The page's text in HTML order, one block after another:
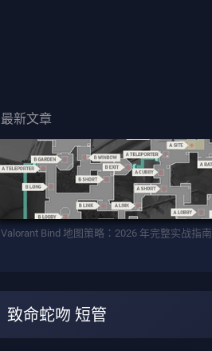
最新文章
Valorant Bind 地图策略：2026 年完整实战指南
致命蛇吻 短管